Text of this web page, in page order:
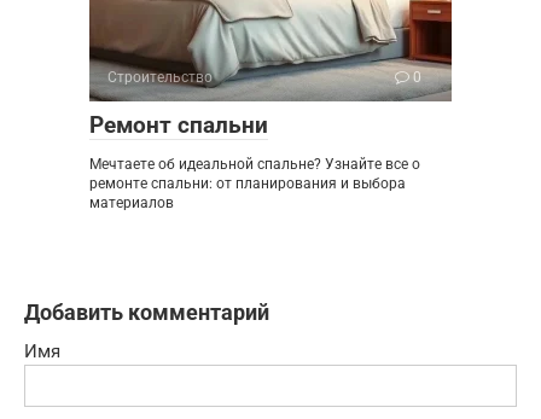
Строительство 0
Ремонт спальни
Мечтаете об идеальной спальне? Узнайте все о
ремонте спальни: от планирования и выбора
материалов
Добавить комментарий
Имя